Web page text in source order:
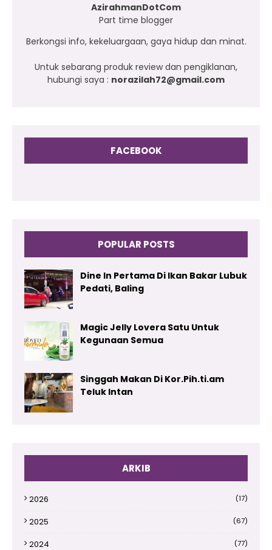
AzirahmanDotCom
Part time blogger
Berkongsi info, kekeluargaan, gaya hidup dan minat.
Untuk sebarang produk review dan pengiklanan,
hubungi saya : norazilah72@gmail.com
FACEBOOK
POPULAR POSTS
Dine In Pertama Di Ikan Bakar Lubuk
Pedati, Baling
Magic Jelly Lovera Satu Untuk
Kegunaan Semua
Singgah Makan Di Kor.Pih.ti.am
Teluk Intan
ARKIB
2026 (17)
2025 (67)
2024 (77)